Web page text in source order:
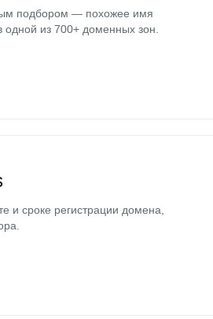
подбором — похожее имя
одной из 700+ доменных зон.
и сроке регистрации домена,